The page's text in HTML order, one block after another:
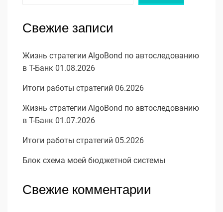
Свежие записи
Жизнь стратегии AlgoBond по автоследованию
в Т-Банк 01.08.2026
Итоги работы стратегий 06.2026
Жизнь стратегии AlgoBond по автоследованию
в Т-Банк 01.07.2026
Итоги работы стратегий 05.2026
Блок схема моей бюджетной системы
Свежие комментарии